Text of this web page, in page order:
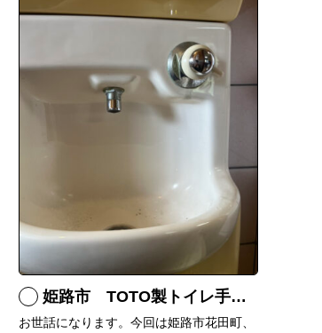
姫路市 TOTO製トイレ手洗いの水漏れ修理
お世話になります。今回は姫路市花田町、